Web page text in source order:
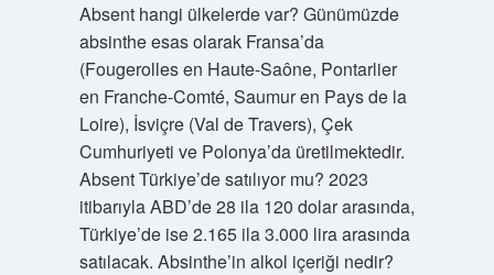
Absent hangi ülkelerde var? Günümüzde
absinthe esas olarak Fransa’da
(Fougerolles en Haute-Saône, Pontarlier
en Franche-Comté, Saumur en Pays de la
Loire), İsviçre (Val de Travers), Çek
Cumhuriyeti ve Polonya’da üretilmektedir.
Absent Türkiye’de satılıyor mu? 2023
itibarıyla ABD’de 28 ila 120 dolar arasında,
Türkiye’de ise 2.165 ila 3.000 lira arasında
satılacak. Absinthe’in alkol içeriği nedir?